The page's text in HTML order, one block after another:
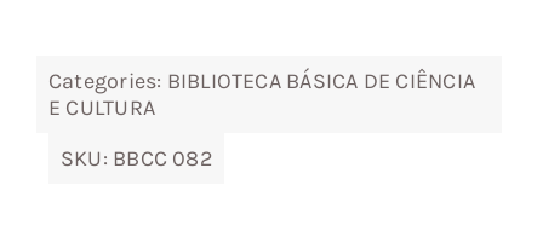
Categories: BIBLIOTECA BÁSICA DE CIÊNCIA
E CULTURA
SKU: BBCC 082